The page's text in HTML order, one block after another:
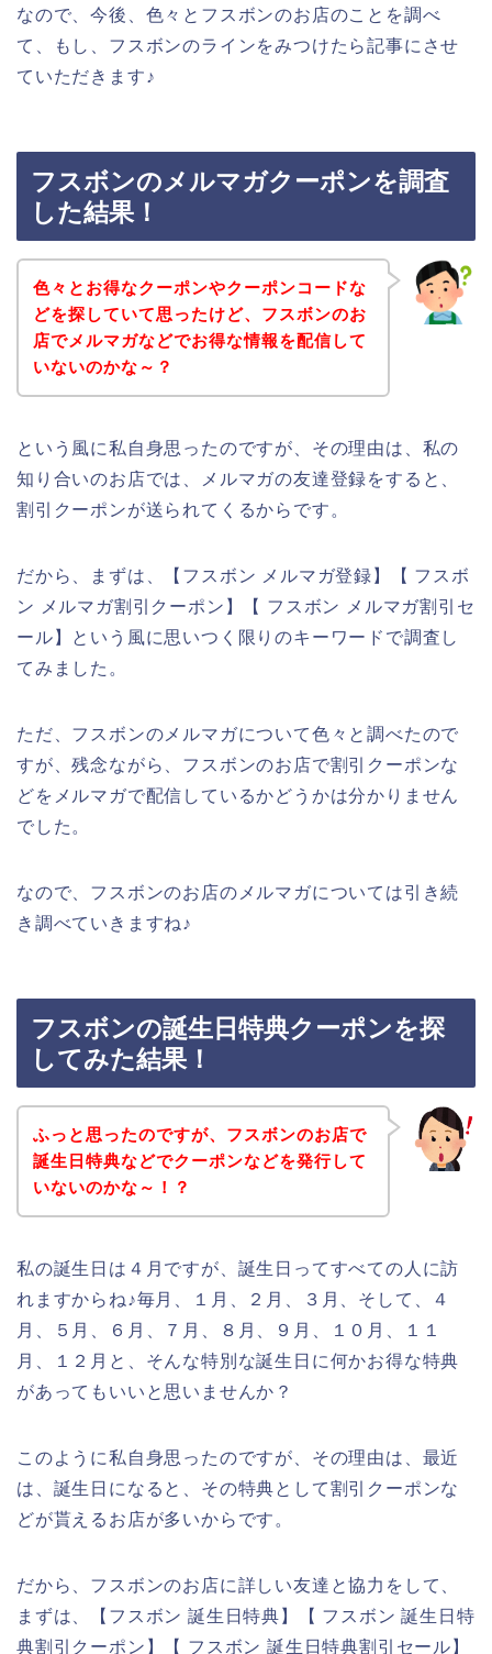
なので、今後、色々とフスボンのお店のことを調べ
て、もし、フスボンのラインをみつけたら記事にさせ
ていただきます♪
フスボンのメルマガクーポンを調査
した結果！
色々とお得なクーポンやクーポンコードな
どを探していて思ったけど、フスボンのお
店でメルマガなどでお得な情報を配信して
いないのかな～？
という風に私自身思ったのですが、その理由は、私の
知り合いのお店では、メルマガの友達登録をすると、
割引クーポンが送られてくるからです。
だから、まずは、【フスボン メルマガ登録】【 フスボ
ン メルマガ割引クーポン】【 フスボン メルマガ割引セ
ール】という風に思いつく限りのキーワードで調査し
てみました。
ただ、フスボンのメルマガについて色々と調べたので
すが、残念ながら、フスボンのお店で割引クーポンな
どをメルマガで配信しているかどうかは分かりません
でした。
なので、フスボンのお店のメルマガについては引き続
き調べていきますね♪
フスボンの誕生日特典クーポンを探
してみた結果！
ふっと思ったのですが、フスボンのお店で
誕生日特典などでクーポンなどを発行して
いないのかな～！？
私の誕生日は４月ですが、誕生日ってすべての人に訪
れますからね♪毎月、１月、２月、３月、そして、４
月、５月、６月、７月、８月、９月、１０月、１１
月、１２月と、そんな特別な誕生日に何かお得な特典
があってもいいと思いませんか？
このように私自身思ったのですが、その理由は、最近
は、誕生日になると、その特典として割引クーポンな
どが貰えるお店が多いからです。
だから、フスボンのお店に詳しい友達と協力をして、
まずは、【フスボン 誕生日特典】【 フスボン 誕生日特
典割引クーポン】【 フスボン 誕生日特典割引セール】